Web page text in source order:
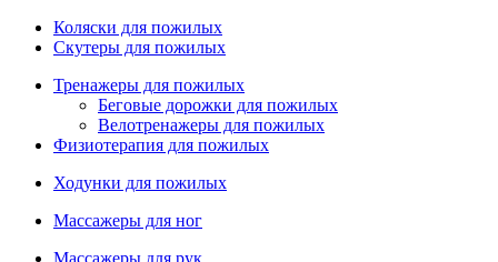
Коляски для пожилых
Скутеры для пожилых
Тренажеры для пожилых
Беговые дорожки для пожилых
Велотренажеры для пожилых
Физиотерапия для пожилых
Ходунки для пожилых
Массажеры для ног
Массажеры для рук